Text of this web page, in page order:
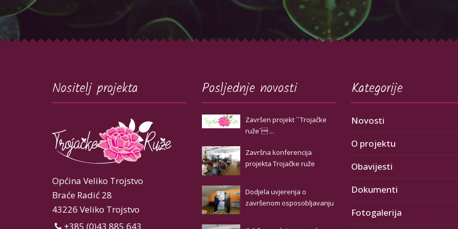
Nositelj projekta
Općina Veliko Trojstvo
Braće Radić 28
43226 Veliko Trojstvo
+385 (0)43 885 643
Posljednje novosti
Završen projekt ´´Trojačke
ruže´ ...
Završna konferencija
projekta Trojačke ruže
Dodjela uvjerenja o
završenom osposobljavanju
Kategorije
Novosti
O projektu
Obavijesti
Dokumenti
Fotogalerija